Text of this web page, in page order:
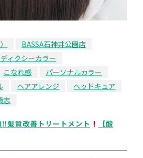
BASSA石神井公園店
ィクシーカラー
こなれ感
パーソナルカラー
ヘアアレンジ
ヘッドキュア
志
‼︎髪質改善トリートメント
【酸